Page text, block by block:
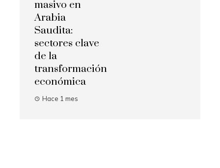
masivo en
Arabia
Saudita:
sectores clave
de la
transformación
económica
Hace 1 mes